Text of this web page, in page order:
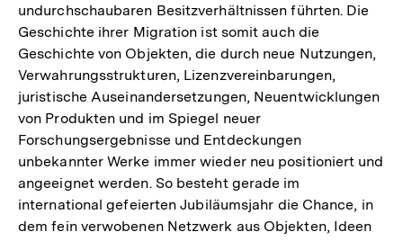
undurchschaubaren Besitzverhältnissen führten. Die
Geschichte ihrer Migration ist somit auch die
Geschichte von Objekten, die durch neue Nutzungen,
Verwahrungsstrukturen, Lizenzvereinbarungen,
juristische Auseinandersetzungen, Neuentwicklungen
von Produkten und im Spiegel neuer
Forschungsergebnisse und Entdeckungen
unbekannter Werke immer wieder neu positioniert und
angeeignet werden. So besteht gerade im
international gefeierten Jubiläumsjahr die Chance, in
dem fein verwobenen Netzwerk aus Objekten, Ideen